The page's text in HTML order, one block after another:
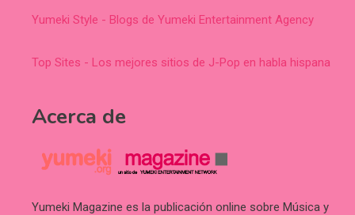
Yumeki Style - Blogs de Yumeki Entertainment Agency
Top Sites - Los mejores sitios de J-Pop en habla hispana
Acerca de
Yumeki Magazine es la publicación online sobre Música y